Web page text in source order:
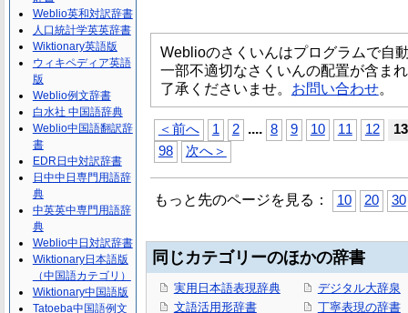
Weblioのさくいんはプログラムで自
一部不適切なさくいんの配置が含ま
了承くださいませ。 お問い合わせ。
＜前へ 1 2 .... 8 9 10 11 12
13
98
次へ＞
もっと先のページを見る： 10 20 30
同じカテゴリーのほかの辞書
実用日本語表現辞典
文語活用形辞書
デジタル大辞泉
丁寧表現の辞書
Weblio英和対訳辞書
人口統計学英英辞書
Wiktionary英語版
ウィキペディア英語
版
Weblio例文辞書
白水社 中国語辞典
Weblio中国語翻訳辞
書
EDR日中対訳辞書
日中中日専門用語辞
典
中英英中専門用語辞
典
Weblio中日対訳辞書
Wiktionary日本語版
（中国語カテゴリ）
Wiktionary中国語版
Tatoeba中国語例文